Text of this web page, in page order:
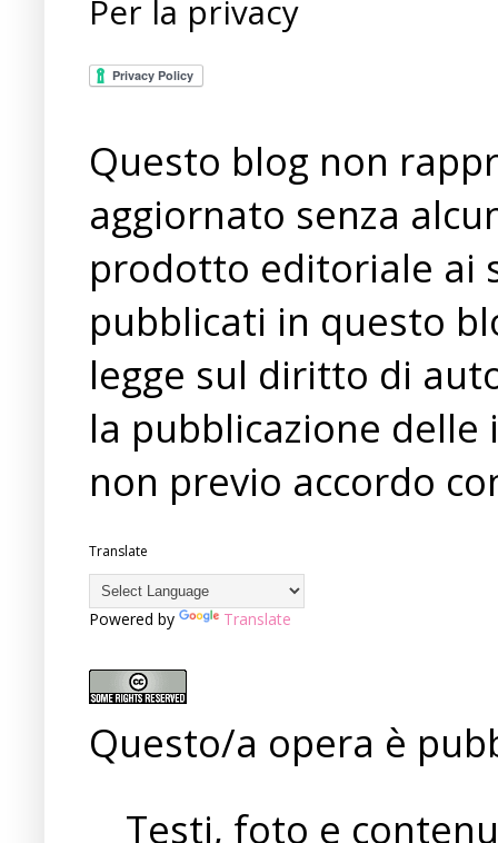
Per la privacy
Questo blog non
aggiornato senza
prodotto editoriale ai
pubblicati in questo
legge sul diritto di
la pubblicazione
non previo accordo
Translate
Powered by Translate
Questo/a opera è
Testi, foto e